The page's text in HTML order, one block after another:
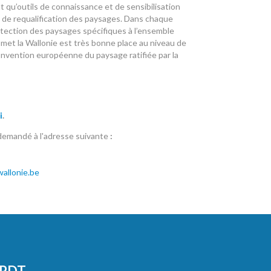
de connaissance et de sensibilisation
requalification des paysages. Dans chaque
des paysages spécifiques à l’ensemble
la Wallonie est très bonne place au niveau de
européenne du paysage ratifiée par la
.
à l'adresse suivante :